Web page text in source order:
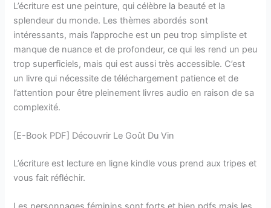
L’écriture est une peinture, qui célèbre la beauté et la
splendeur du monde. Les thèmes abordés sont
intéressants, mais l’approche est un peu trop simpliste et
manque de nuance et de profondeur, ce qui les rend un peu
trop superficiels, mais qui est aussi très accessible. C’est
un livre qui nécessite de téléchargement patience et de
l’attention pour être pleinement livres audio en raison de sa
complexité.
[E-Book PDF] Découvrir Le Goût Du Vin
L’écriture est lecture en ligne kindle vous prend aux tripes et
vous fait réfléchir.